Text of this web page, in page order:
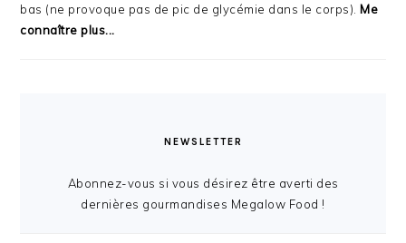
bas (ne provoque pas de pic de glycémie dans le corps). Me
connaître plus...
NEWSLETTER
Abonnez-vous si vous désirez être averti des
dernières gourmandises Megalow Food !